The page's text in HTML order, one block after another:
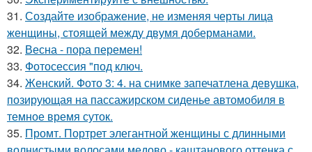
31. Создайте изображение, не изменяя черты лица
женщины, стоящей между двумя доберманами.
32. Весна - пора перемен!
33. Фотосессия "под ключ.
34. Женский. Фото 3: 4. на снимке запечатлена девушка,
позирующая на пассажирском сиденье автомобиля в
темное время суток.
35. Промт. Портрет элегантной женщины с длинными